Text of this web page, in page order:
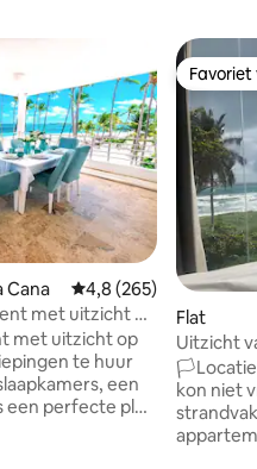
Cana Gemiddelde
4,8 (265)
met uitzicht op
met uitzicht op
te huur
een
een perfecte plek
Flat
Uitzicht
het
kon niet